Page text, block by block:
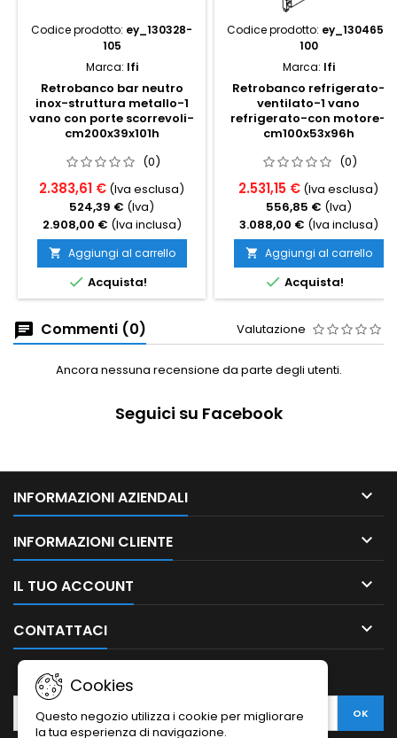
Codice prodotto: ey_130328-
105
Marca: Ifi
Retrobanco bar neutro
inox-struttura metallo-1
vano con porte scorrevoli-
cm200x39x101h
(0)
2.383,61 € (Iva esclusa)
524,39 € (Iva)
2.908,00 € (Iva inclusa)
 Aggiungi al carrello
 Acquista!
Codice prodotto: ey_130465-
100
Marca: Ifi
Retrobanco refrigerato-
ventilato-1 vano
refrigerato-con motore-
cm100x53x96h
(0)
2.531,15 € (Iva esclusa)
556,85 € (Iva)
3.088,00 € (Iva inclusa)
 Aggiungi al carrello
 Acquista!
Commenti (0) Valutazione
Ancora nessuna recensione da parte degli utenti.
Seguici su Facebook
INFORMAZIONI AZIENDALI 
INFORMAZIONI CLIENTE 
IL TUO ACCOUNT 
CONTATTACI 
Cookies
Questo negozio utilizza i cookie per migliorare
la tua esperienza di navigazione.